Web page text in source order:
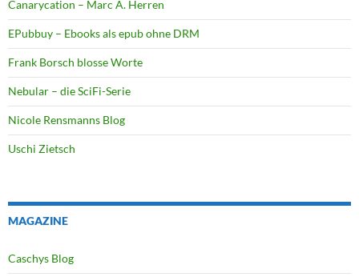
Canarycation – Marc A. Herren
EPubbuy – Ebooks als epub ohne DRM
Frank Borsch blosse Worte
Nebular – die SciFi-Serie
Nicole Rensmanns Blog
Uschi Zietsch
MAGAZINE
Caschys Blog